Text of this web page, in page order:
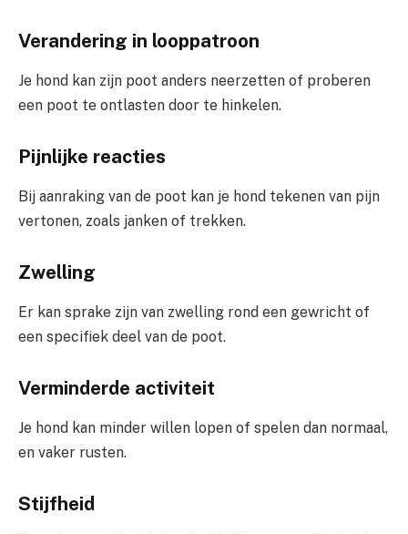
Verandering in looppatroon
Je hond kan zijn poot anders neerzetten of proberen
een poot te ontlasten door te hinkelen.
Pijnlijke reacties
Bij aanraking van de poot kan je hond tekenen van pijn
vertonen, zoals janken of trekken.
Zwelling
Er kan sprake zijn van zwelling rond een gewricht of
een specifiek deel van de poot.
Verminderde activiteit
Je hond kan minder willen lopen of spelen dan normaal,
en vaker rusten.
Stijfheid